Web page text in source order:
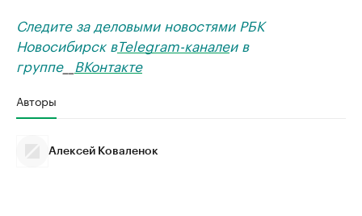
Следите за деловыми новостями РБК
Новосибирск вTelegram-каналеи в
группе__ ВКонтакте
Авторы
Алексей Коваленок